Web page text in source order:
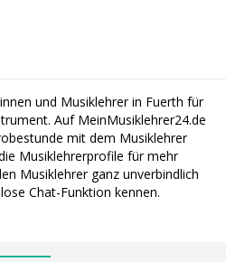
und Musiklehrer in Fuerth für
Auf MeinMusiklehrer24.de
mit dem Musiklehrer
Musiklehrerprofile für mehr
Musiklehrer ganz unverbindlich
Chat-Funktion kennen.